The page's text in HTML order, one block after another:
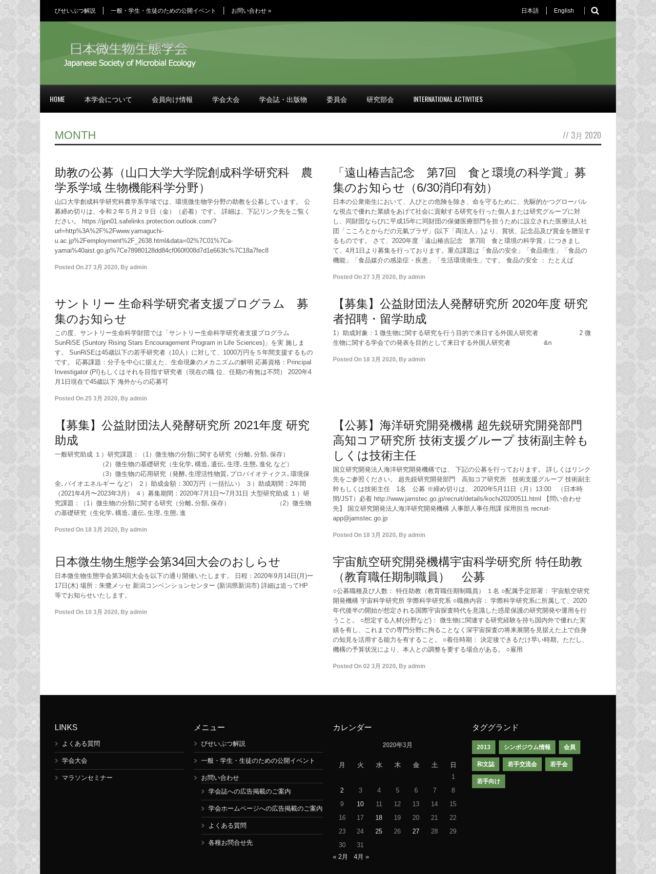
びせいぶつ解説 一般・学生・生徒のための公開イベント お問い合わせ » 日本語 English
HOME 本学会について 会員向け情報 学会大会 学会誌・出版物 委員会 研究部会 INTERNATIONAL ACTIVITIES
MONTH // 3月 2020
助教の公募（山口大学大学院創成科学研究科 農
学系学域 生物機能科学分野）
山口大学創成科学研究科農学系学域では、環境微生物学分野の助教を公募しています。 公
募締め切りは、令和２年５月２９日（金）（必着）です。 詳細は、下記リンク先をご覧く
ださい。 https://jpn01.safelinks.protection.outlook.com/?
url=http%3A%2F%2Fwww.yamaguchi-
u.ac.jp%2Femployment%2F_2638.html&data=02%7C01%7Ca-
yamai%40aist.go.jp%7Ce78980128dd84cf060f008d7d1e663fc%7C18a7fec8
Posted On 27 3月 2020, By admin
「遠山椿吉記念 第7回 食と環境の科学賞」募
集のお知らせ（6/30消印有効）
日本の公衆衛生において、人びとの危険を除き、命を守るために、先駆的かつグローバル
な視点で優れた業績をあげて社会に貢献する研究を行った個人または研究グループに対
し、同財団ならびに平成15年に同財団の保健医療部門を担うために設立された医療法人社
団「こころとからだの元氣プラザ」(以下「両法人」)より、賞状、記念品及び賞金を贈呈す
るものです。 さて、2020年度「遠山椿吉記念 第7回 食と環境の科学賞」につきまし
て、4月1日より募集を行っております。重点課題は「食品の安全」「食品衛生」「食品の
機能」「食品媒介の感染症・疾患」「生活環境衛生」です。 食品の安全 ： たとえば
Posted On 27 3月 2020, By admin
サントリー 生命科学研究者支援プログラム 募
集のお知らせ
この度、サントリー生命科学財団では「サントリー生命科学研究者支援プログラム
SunRiSE (Suntory Rising Stars Encouragement Program in Life Sciences)」を実 施しま
す。 SunRiSEは45歳以下の若手研究者（10人）に対して、1000万円を５年間支援するもの
です。 応募課題：分子を中心に据えた、生命現象のメカニズムの解明 応募資格：Principal
Investigator (PI)もしくはそれを目指す研究者（現在の職 位、任期の有無は不問） 2020年4
月1日現在で45歳以下 海外からの応募可
Posted On 25 3月 2020, By admin
【募集】公益財団法人発酵研究所 2020年度 研究
者招聘・留学助成
1）助成対象：1 微生物に関する研究を行う目的で来日する外国人研究者 2 微
生物に関する学会での発表を目的として来日する外国人研究者 &n
Posted On 18 3月 2020, By admin
【募集】公益財団法人発酵研究所 2021年度 研究
助成
一般研究助成 １）研究課題：（1）微生物の分類に関する研究（分離､分類､保存）
（2）微生物の基礎研究（生化学､構造､遺伝､生理､生態､進化 など）
（3）微生物の応用研究（発酵､生理活性物質､プロバイオティクス､環境保
全､バイオエネルギー など） ２）助成金額：300万円（一括払い） ３）助成期間：2年間
（2021年4月〜2023年3月） ４）募集期間：2020年7月1日〜7月31日 大型研究助成 １）研
究課題：（1）微生物の分類に関する研究（分離､分類､保存） （2）微生物
の基礎研究（生化学､構造､遺伝､生理､生態､進
Posted On 18 3月 2020, By admin
【公募】海洋研究開発機構 超先鋭研究開発部門
高知コア研究所 技術支援グループ 技術副主幹も
しくは技術主任
国立研究開発法人海洋研究開発機構では、 下記の公募を行っております。 詳しくはリンク
先をご参照ください。 超先鋭研究開発部門 高知コア研究所 技術支援グループ 技術副主
幹もしくは技術主任 1名 公募 ※締め切りは、 2020年5月11日（月）13:00 （日本時
間/JST）必着 http://www.jamstec.go.jp/recruit/details/kochi20200511.html 【問い合わせ
先】 国立研究開発法人海洋研究開発機構 人事部人事任用課 採用担当 recruit-
app@jamstec.go.jp
Posted On 18 3月 2020, By admin
日本微生物生態学会第34回大会のおしらせ
日本微生物生態学会第34回大会を以下の通り開催いたします。 日程：2020年9月14日(月)ー
17日(木) 場所：朱鷺メッセ 新潟コンベンションセンター (新潟県新潟市) 詳細は追ってHP
等でお知らせいたします。
Posted On 10 3月 2020, By admin
宇宙航空研究開発機構宇宙科学研究所 特任助教
（教育職任期制職員） 公募
○公募職種及び人数： 特任助教（教育職任期制職員） １名 ○配属予定部署： 宇宙航空研究
開発機構 宇宙科学研究所 学際科学研究系 ○職務内容： 学際科学研究系に所属して、2020
年代後半の開始が想定される国際宇宙探査時代を意識した惑星保護の研究開発や運用を行
うこと。 ○想定する人材(分野など)： 微生物に関連する研究経験を持ち国内外で優れた実
績を有し、これまでの専門分野に拘ることなく深宇宙探査の将来展開を見据えた上で自身
の知見を活用する能力を有すること。 ○着任時期： 決定後できるだけ早い時期。ただし、
機構の予算状況により、本人との調整を要する場合がある。 ○雇用
Posted On 02 3月 2020, By admin
LINKS
よくある質問
学会大会
マラソンセミナー
メニュー
びせいぶつ解説
一般・学生・生徒のための公開イベント
お問い合わせ
学会誌への広告掲載のご案内
学会ホームページへの広告掲載のご案内
よくある質問
各種お問合せ先
カレンダー
2020年3月
月 火 水 木 金 土
日
1
2
3 4 5 6 7
8
9
10 11 12 13 14
15
16
17 18 19 20 21
22
23
24 25 26 27 28
29
30
31
« 2月
4月 »
タググランド
2013 シンポジウム情報 会員
和文誌 若手交流会 若手会
若手向け